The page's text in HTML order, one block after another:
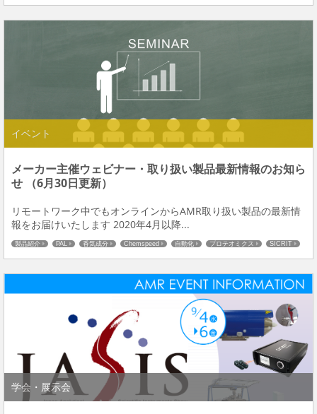
イベント
メーカー主催ウェビナー・取り扱い製品最新情報のお知ら
せ （6月30日更新）
リモートワーク中でもオンラインからAMR取り扱い製品の最新情
報をお届けいたします 2020年4月以降...
製品紹介 PAL 香気成分 Chemspeed 自動化 プロテオミクス
SICRIT
学会・展示会